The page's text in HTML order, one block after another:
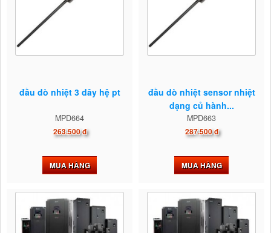
đầu dò nhiệt 3 dây hệ pt
MPD664
263.500 đ
MUA HÀNG
đầu dò nhiệt sensor nhiệt
dạng củ hành...
MPD663
287.500 đ
MUA HÀNG